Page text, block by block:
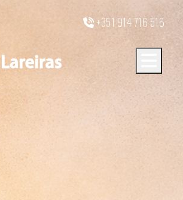
+351 914 716 516